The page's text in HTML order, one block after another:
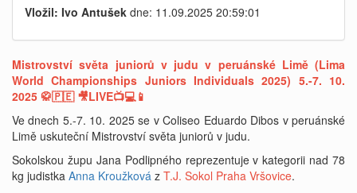
Vložil: Ivo Antušek dne: 11.09.2025 20:59:01
Mistrovství světa juniorů v judu v peruánské Limě (Lima
World Championships Juniors Individuals 2025) 5.-7. 10.
2025 🥋🇵🇪 🎥LIVE📺💻📱
Ve dnech 5.-7. 10. 2025 se v Coliseo Eduardo Dibos v peruánské
Limě uskuteční Mistrovství světa juniorů v judu.
Sokolskou župu Jana Podlipného reprezentuje v kategorii nad 78
kg judistka Anna Kroužková z T.J. Sokol Praha Vršovice.